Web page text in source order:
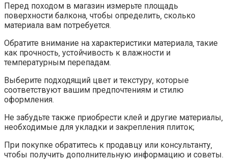
Перед походом в магазин измерьте площадь
поверхности балкона‚ чтобы определить‚ сколько
материала вам потребуется.​
Обратите внимание на характеристики материала‚ такие
как прочность‚ устойчивость к влажности и
температурным перепадам.​
Выберите подходящий цвет и текстуру‚ которые
соответствуют вашим предпочтениям и стилю
оформления.
Не забудьте также приобрести клей и другие материалы‚
необходимые для укладки и закрепления плиток;
При покупке обратитесь к продавцу или консультанту‚
чтобы получить дополнительную информацию и советы.​